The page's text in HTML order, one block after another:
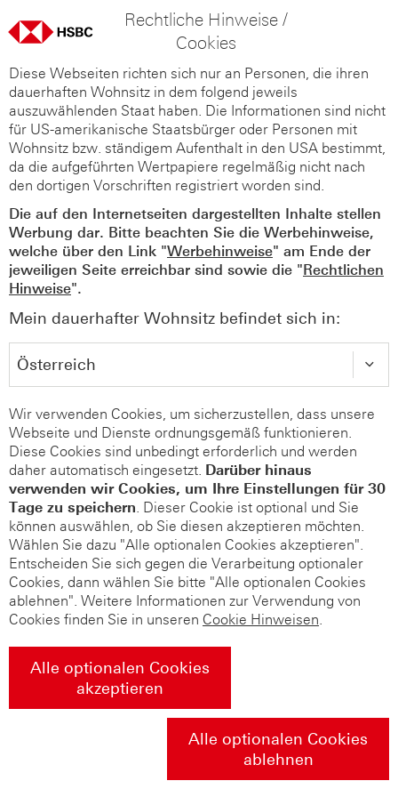
Rechtliche Hinweise /
Cookies
Diese Webseiten richten sich nur an Personen, die ihren
dauerhaften Wohnsitz in dem folgend jeweils
auszuwählenden Staat haben. Die Informationen sind nicht
für US-amerikanische Staatsbürger oder Personen mit
Wohnsitz bzw. ständigem Aufenthalt in den USA bestimmt,
da die aufgeführten Wertpapiere regelmäßig nicht nach
den dortigen Vorschriften registriert worden sind.
Die auf den Internetseiten dargestellten Inhalte stellen
Werbung dar. Bitte beachten Sie die Werbehinweise,
welche über den Link "Werbehinweise" am Ende der
jeweiligen Seite erreichbar sind sowie die "Rechtlichen
Hinweise".
Mein dauerhafter Wohnsitz befindet sich in:
Wir verwenden Cookies, um sicherzustellen, dass unsere
Webseite und Dienste ordnungsgemäß funktionieren.
Diese Cookies sind unbedingt erforderlich und werden
daher automatisch eingesetzt. Darüber hinaus
verwenden wir Cookies, um Ihre Einstellungen für 30
Tage zu speichern. Dieser Cookie ist optional und Sie
können auswählen, ob Sie diesen akzeptieren möchten.
Wählen Sie dazu "Alle optionalen Cookies akzeptieren".
Entscheiden Sie sich gegen die Verarbeitung optionaler
Cookies, dann wählen Sie bitte "Alle optionalen Cookies
ablehnen". Weitere Informationen zur Verwendung von
Cookies finden Sie in unseren Cookie Hinweisen.
Alle optionalen Cookies
akzeptieren
Alle optionalen Cookies
ablehnen